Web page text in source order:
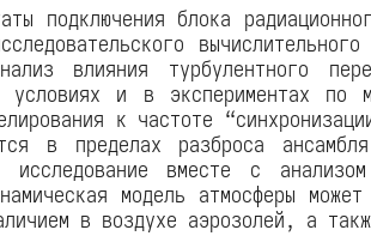
подключения блока
влияния турбулентного
условиях и в экспериментах по
к частоте
в пределах разброса
исследование вместе с
модель атмосферы
в воздухе аэрозолей, а